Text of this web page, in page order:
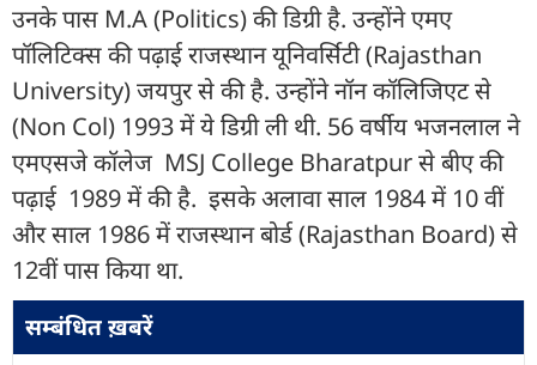
उनके पास M.A (Politics) की डिग्री है. उन्होंने एमए
पॉलिट‍िक्स की पढ़ाई राजस्थान यूनिवर्सिटी (Rajasthan
University) जयपुर से की है. उन्होंने नॉन कॉल‍िजिएट से
(Non Col) 1993 में ये डिग्री ली थी. 56 वर्षीय भजनलाल ने
एमएसजे कॉलेज MSJ College Bharatpur से बीए की
पढ़ाई 1989 में की है. इसके अलावा साल 1984 में 10 वीं
और साल 1986 में राजस्थान बोर्ड (Rajasthan Board) से
12वीं पास किया था.
सम्बंधित ख़बरें